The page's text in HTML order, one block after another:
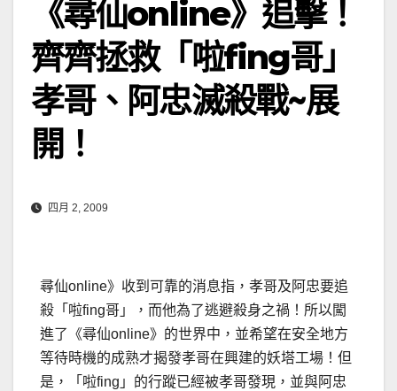
《尋仙online》追擊！
齊齊拯救「啦fing哥」
孝哥、阿忠滅殺戰~展
開！
四月 2, 2009
尋仙online》收到可靠的消息指，孝哥及阿忠要追
殺「啦fing哥」，而他為了逃避殺身之禍！所以闖
進了《尋仙online》的世界中，並希望在安全地方
等待時機的成熟才揭發孝哥在興建的妖塔工場！但
是，「啦fing」的行蹤已經被孝哥發現，並與阿忠